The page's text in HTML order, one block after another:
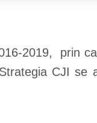
2019, prin
CJI se